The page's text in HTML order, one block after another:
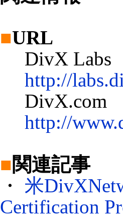
■URL
DivX Labs
http://
DivX.com
http://
■関連記事
・ 米
Certification